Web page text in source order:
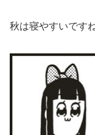
秋は寝やすいです